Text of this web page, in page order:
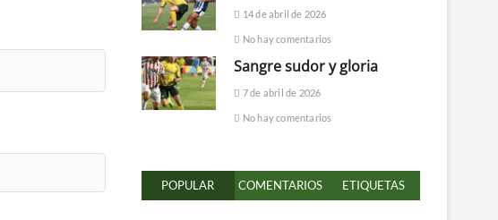
14 de abril de 2026
No hay comentarios
Sangre sudor y gloria
7 de abril de 2026
No hay comentarios
POPULAR COMENTARIOS ETIQUETAS